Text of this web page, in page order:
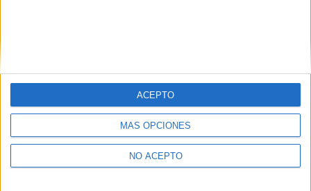
MÁS OPCIONES
NO ACEPTO
ACEPTO
Quiénes somos|Contactar|
Aviso legal|Politica de privacidad|Condiciones generales|Política
de cookies
© 2003-2026Compás Mediterráneo S.L.- Diego de León 47 - 28006